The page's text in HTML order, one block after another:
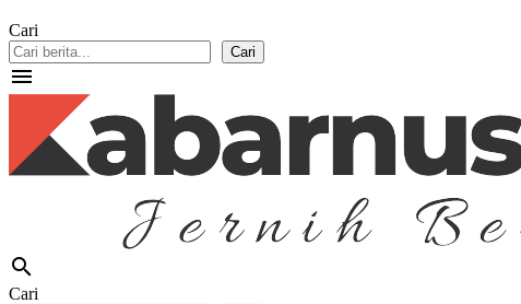
Cari
Cari
menu
search
Cari